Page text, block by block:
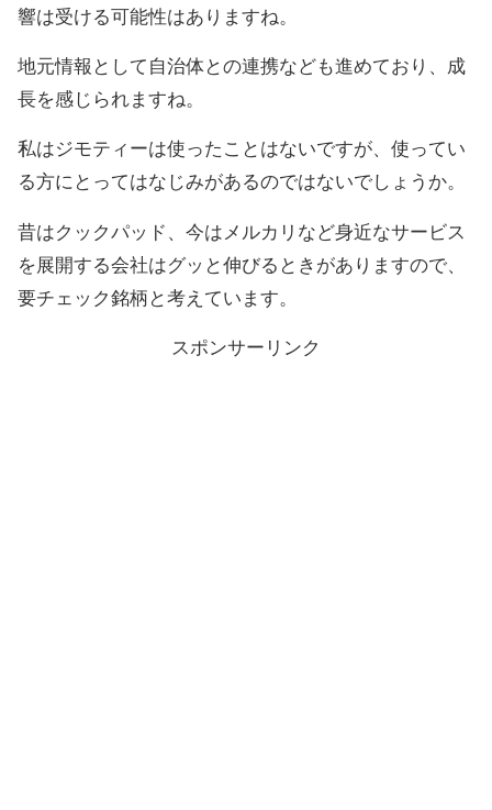
響は受ける可能性はありますね。
地元情報として自治体との連携なども進めており、成
長を感じられますね。
私はジモティーは使ったことはないですが、使ってい
る方にとってはなじみがあるのではないでしょうか。
昔はクックパッド、今はメルカリなど身近なサービス
を展開する会社はグッと伸びるときがありますので、
要チェック銘柄と考えています。
スポンサーリンク